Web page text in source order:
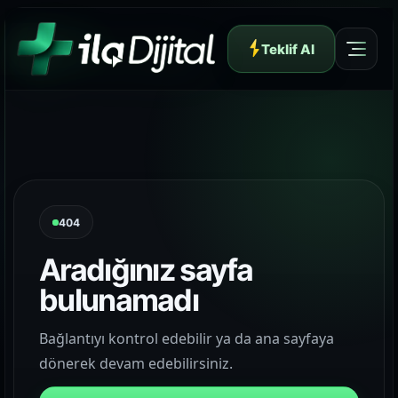
Teklif Al
Müşteri Paneli
Hakkımızda
Yapının arkasındaki yaklaşımı ve çalışma dilini
404
Aradığınız sayfa
bulunamadı
Bağlantıyı kontrol edebilir ya da ana sayfaya
dönerek devam edebilirsiniz.